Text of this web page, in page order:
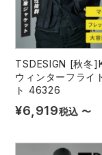
ファン付き作
電熱ウェア・
刺繍・プリン
アイトス ランキン
ジーベック ランキ
ネーム刺繍・プリ
ニット
エアークラフト
サーヴォ
アタックベース
TSDESIGN [秋冬
ウィンターフライ
ト 46326
¥6,919税込 〜